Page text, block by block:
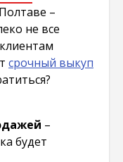
–
не все
срочный выкуп
–
будет